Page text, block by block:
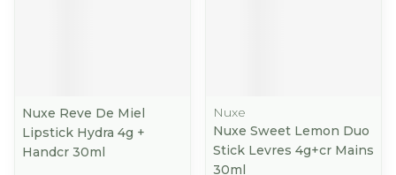
Nuxe Reve De Miel
Lipstick Hydra 4g +
Handcr 30ml
Nuxe
Nuxe Sweet Lemon Duo
Stick Levres 4g+cr Mains
30ml